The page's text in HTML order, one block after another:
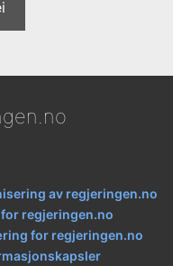
av regjeringen.no
regjeringen.no
for regjeringen.no